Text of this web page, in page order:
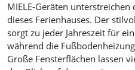
MIELE-Geräten
dieses Ferienhauses. Der
sorgt zu jeder Jahreszeit für
während die
Große Fensterflächen lassen